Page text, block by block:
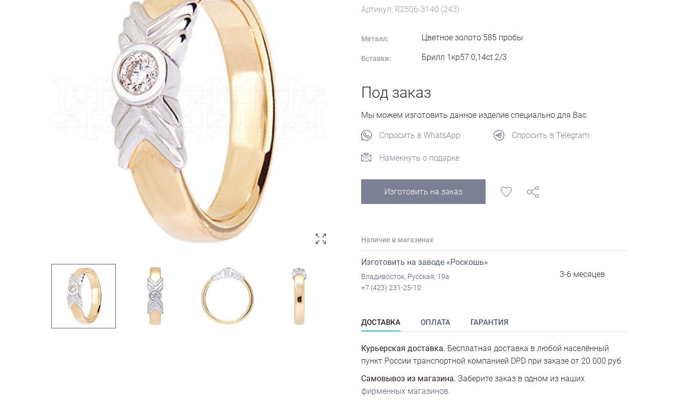
Артикул: R2506-3140 (243)
Металл: Цветное золото 585 пробы
Вставки: Брилл 1кр57 0,14ct 2/3
Под заказ
Мы можем изготовить данное изделие специально для Вас
Спросить в WhatsApp Спросить в Telegram
Намекнуть о подарке
Изготовить на заказ
Наличие в магазинах
Изготовить на заводе «Роскошь»
Владивосток, Русская, 19а
+7 (423) 231-25-10
3-6 месяцев
ДОСТАВКА ОПЛАТА ГАРАНТИЯ
Курьерская доставка. Бесплатная доставка в любой населённый
пункт России транспортной компанией DPD при заказе от 20 000 руб.
Самовывоз из магазина. Заберите заказ в одном из наших
фирменных магазинов.